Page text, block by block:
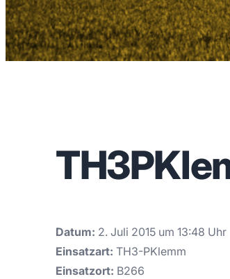
Datum: 2. Juli 2015 um 13:48 Uhr
Einsatzart: TH3-PKlemm
Einsatzort: B266